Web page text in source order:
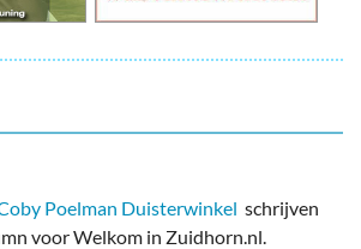
Poelman Duisterwinkel schrijven
voor Welkom in Zuidhorn.nl.